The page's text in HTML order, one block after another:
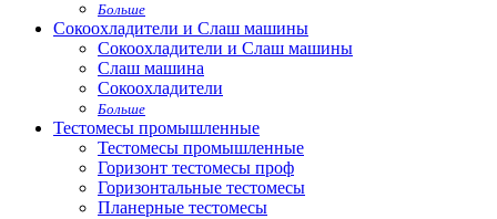
Больше
Сокоохладители и Слаш машины
Сокоохладители и Слаш машины
Слаш машина
Сокоохладители
Больше
Тестомесы промышленные
Тестомесы промышленные
Горизонт тестомесы проф
Горизонтальные тестомесы
Планерные тестомесы